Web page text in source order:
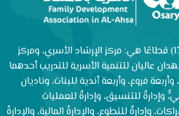
تتكون (أسرية) من (13) قطاعًا هي: مركز الإرشاد الأسري، ومركز
عاليان للتنمية الأسرية للتدريب أحدهما
وأربعة فروع، وأربعة أندية للبنات، وناديان
وإدارةٌ للتنسيق، وإدارةٌ للعمليات
وإدارةٌ للتطوع، والإدارةُ المالية، والإدارةُ